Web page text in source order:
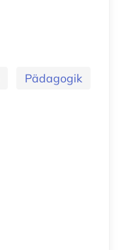
Pädagogik